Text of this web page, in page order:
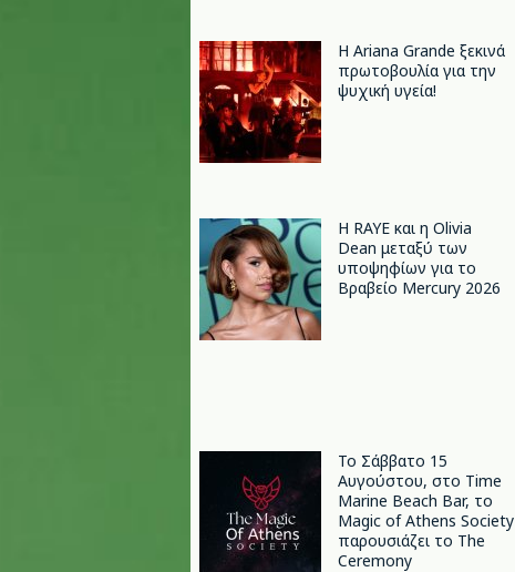
Η Ariana Grande ξεκινά
πρωτοβουλία για την
ψυχική υγεία!
Η RAYE και η Olivia
Dean μεταξύ των
υποψηφίων για το
Βραβείο Mercury 2026
Το Σάββατο 15
Αυγούστου, στο Time
Marine Beach Bar, το
Magic of Athens Society
παρουσιάζει το The
Ceremony